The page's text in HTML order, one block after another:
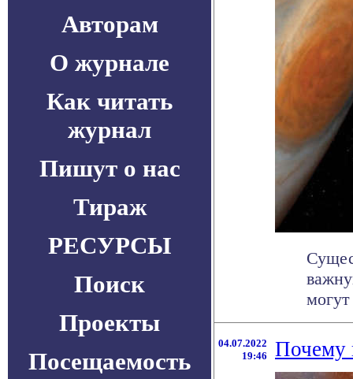
Авторам
О журнале
Как читать
журнал
Пишут о нас
Тираж
РЕСУРСЫ
Поиск
Проекты
Посещаемость
04.07.2022
19:46
Почему